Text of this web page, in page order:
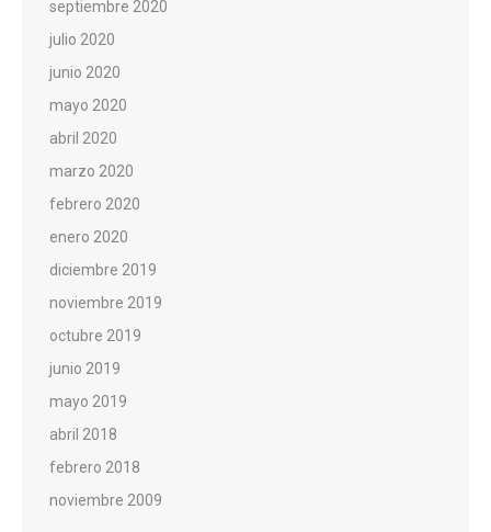
septiembre 2020
julio 2020
junio 2020
mayo 2020
abril 2020
marzo 2020
febrero 2020
enero 2020
diciembre 2019
noviembre 2019
octubre 2019
junio 2019
mayo 2019
abril 2018
febrero 2018
noviembre 2009